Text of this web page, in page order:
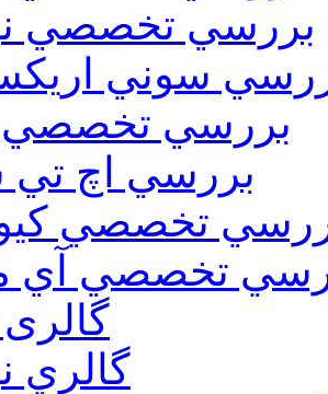
بررسي تخصصي
سوني
بررسي تخصصي
بررسي اچ
تخصصي
تخصصي آي
گالري